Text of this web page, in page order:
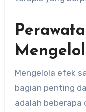
Mengelola efek
bagian penting
adalah